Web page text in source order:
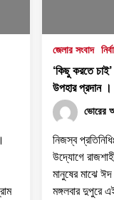
জেলার সংবাদ
‘কিছু করতে
উপহার প্রদান ।
ভোরের
নিজস্ব
উদ্যোগে
মানুষের মাঝে
মঙ্গলবার দুপুরে